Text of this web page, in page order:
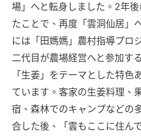
場」へと転身しました。2年
たことで、再度「雲洞仙居」
には「田媽媽」農村指導プロ
二代目が農場経営へと参加す
「生姜」をテーマとした特色
ています。客家の生姜料理、
宿、森林でのキャンプなどの
合した後、「雲もここに住ん